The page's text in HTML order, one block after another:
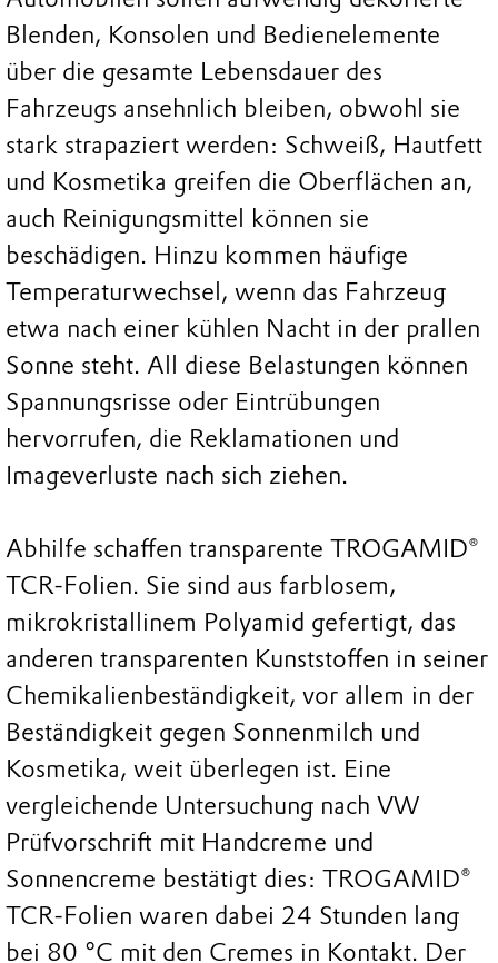
Blenden, Konsolen und Bedienelemente
über die gesamte Lebensdauer des
Fahrzeugs ansehnlich bleiben, obwohl sie
stark strapaziert werden: Schweiß, Hautfett
und Kosmetika greifen die Oberflächen an,
auch Reinigungsmittel können sie
beschädigen. Hinzu kommen häufige
Temperaturwechsel, wenn das Fahrzeug
etwa nach einer kühlen Nacht in der prallen
Sonne steht. All diese Belastungen können
Spannungsrisse oder Eintrübungen
hervorrufen, die Reklamationen und
Imageverluste nach sich ziehen.
Abhilfe schaffen transparente TROGAMID®
TCR-Folien. Sie sind aus farblosem,
mikrokristallinem Polyamid gefertigt, das
anderen transparenten Kunststoffen in seiner
Chemikalienbeständigkeit, vor allem in der
Beständigkeit gegen Sonnenmilch und
Kosmetika, weit überlegen ist. Eine
vergleichende Untersuchung nach VW
Prüfvorschrift mit Handcreme und
Sonnencreme bestätigt dies: TROGAMID®
TCR-Folien waren dabei 24 Stunden lang
bei 80 °C mit den Cremes in Kontakt. Der